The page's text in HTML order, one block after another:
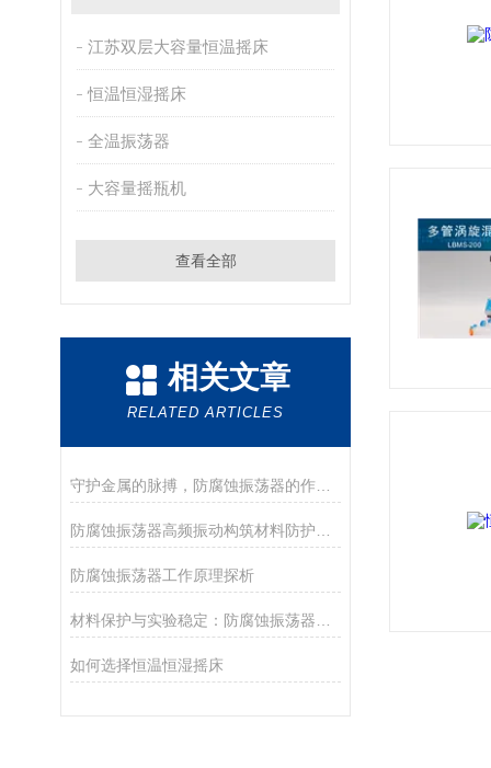
江苏双层大容量恒温摇床
恒温恒湿摇床
全温振荡器
大容量摇瓶机
查看全部
相关文章
RELATED ARTICLES
守护金属的脉搏，防腐蚀振荡器的作用解析
防腐蚀振荡器工作原理探析
如何选择恒温恒湿摇床